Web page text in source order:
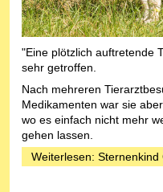
"Eine plötzlich auftretende
sehr getroffen.
Nach mehreren
Medikamenten war sie
wo es einfach nicht mehr
gehen lassen.
Weiterlesen: Sternenkind